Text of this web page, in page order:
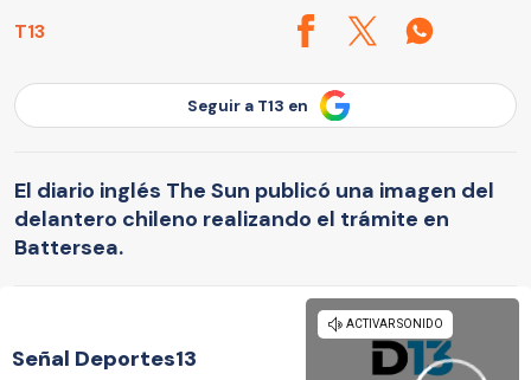
T13
Seguir a T13 en
El diario inglés The Sun publicó una imagen del
delantero chileno realizando el trámite en
Battersea.
Señal Deportes13